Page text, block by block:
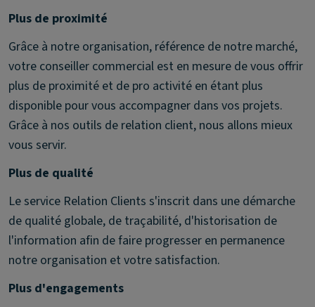
Plus de proximité
Grâce à notre organisation, référence de notre marché,
votre conseiller commercial est en mesure de vous offrir
plus de proximité et de pro activité en étant plus
disponible pour vous accompagner dans vos projets.
Grâce à nos outils de relation client, nous allons mieux
vous servir.
Plus de qualité
Le service Relation Clients s'inscrit dans une démarche
de qualité globale, de traçabilité, d'historisation de
l'information afin de faire progresser en permanence
notre organisation et votre satisfaction.
Plus d'engagements